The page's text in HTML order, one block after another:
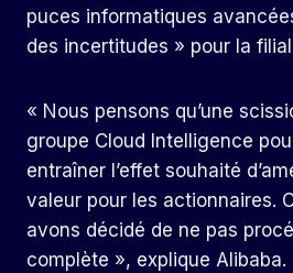
puces informatiques
des incertitudes » pour la
« Nous pensons qu’une
groupe Cloud Intelligence
entraîner l’effet souhaité
valeur pour les actionnaires.
avons décidé de ne pas
complète », explique Alibaba.